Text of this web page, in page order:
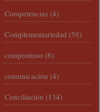
Competencias (4)
Complementariedad (58)
compromiso (8)
comunicación (4)
Conciliación (134)